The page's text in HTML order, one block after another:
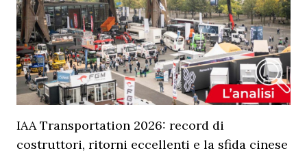
IAA Transportation 2026: record di
costruttori, ritorni eccellenti e la sfida cinese